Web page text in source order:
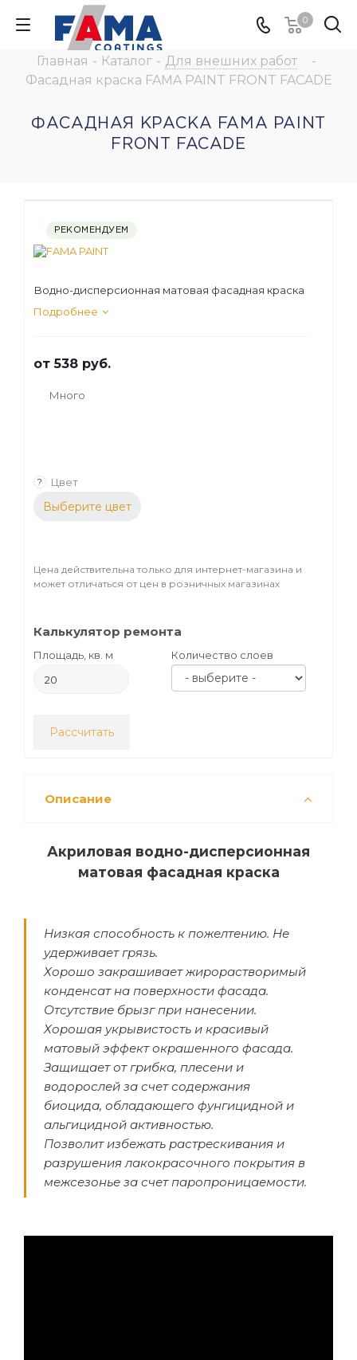
0
Главная - Каталог - Для внешних работ
-
Фасадная краска FAMA PAINT FRONT FACADE
ФАСАДНАЯ КРАСКА FAMA PAINT
FRONT FACADE
РЕКОМЕНДУЕМ
Водно-дисперсионная матовая фасадная краска
Подробнее
от538 руб.
Много
? Цвет
Выберите цвет
Цена действительна только для интернет-магазина и
может отличаться от цен в розничных магазинах
Калькулятор ремонта
Площадь, кв. м Количество слоев
Рассчитать
Описание
Акриловая водно-дисперсионная
матовая фасадная краска
Низкая способность к пожелтению. Не
удерживает грязь.
Хорошо закрашивает жирорастворимый
конденсат на поверхности фасада.
Отсутствие брызг при нанесении.
Хорошая укрывистость и красивый
матовый эффект окрашенного фасада.
Защищает от грибка, плесени и
водорослей за счет содержания
биоцида, обладающего фунгицидной и
альгицидной активностью.
Позволит избежать растрескивания и
разрушения лакокрасочного покрытия в
межсезонье за счет паропроницаемости.